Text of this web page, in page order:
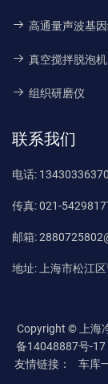
高通量声波基
真空搅拌脱泡机
组织研磨仪
联系我们
电话: 13430336370
传真:021-
邮箱:
地址:上海市松江
Copyright © 上海
备14048887号-17
友情链接：
车库